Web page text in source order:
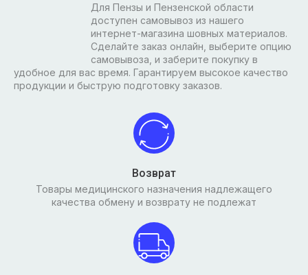
Для Пензы и Пензенской области
доступен самовывоз из нашего
интернет-магазина шовных материалов.
Сделайте заказ онлайн, выберите опцию
самовывоза, и заберите покупку в
удобное для вас время. Гарантируем высокое качество
продукции и быструю подготовку заказов.
Возврат
Товары медицинского назначения надлежащего
качества обмену и возврату не подлежат